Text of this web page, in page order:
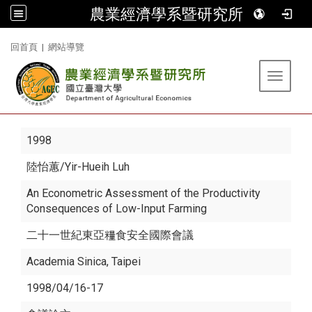
農業經濟學系暨研究所
回首頁 | 網站導覽
Toggle
1998
陸怡蕙/Yir-Hueih Luh
An Econometric Assessment of the Productivity
Consequences of Low-Input Farming
二十一世紀東亞糧食安全國際會議
Academia Sinica, Taipei
1998/04/16-17